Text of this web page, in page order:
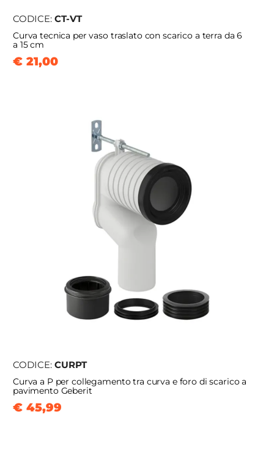
CODICE: CT-VT
Curva tecnica per vaso traslato con scarico a terra da 6
a 15 cm
€ 21,00
CODICE: CURPT
Curva a P per collegamento tra curva e foro di scarico a
pavimento Geberit
€ 45,99